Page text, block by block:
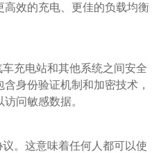
高效的充电、更佳的负载均衡
充电站和其他系统之间安全
身份验证机制和加密技术，
问敏感数据。
。这意味着任何人都可以使